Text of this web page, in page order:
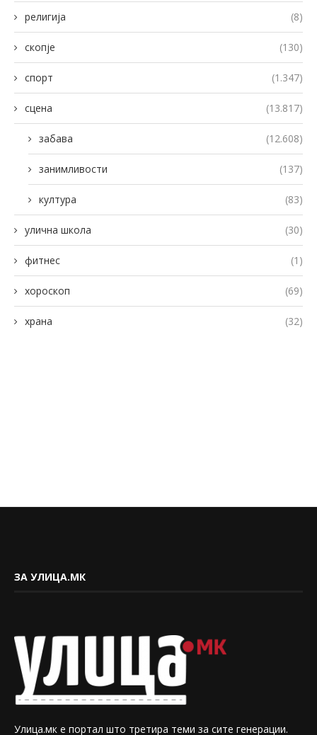
религија (8)
скопје (130)
спорт (1.347)
сцена (13.817)
забава (12.608)
занимливости (137)
култура (83)
улична школа (30)
фитнес (1)
хороскоп (69)
храна (32)
ЗА УЛИЦА.МК
Улица.мк е портал што третира теми за сите генерации.